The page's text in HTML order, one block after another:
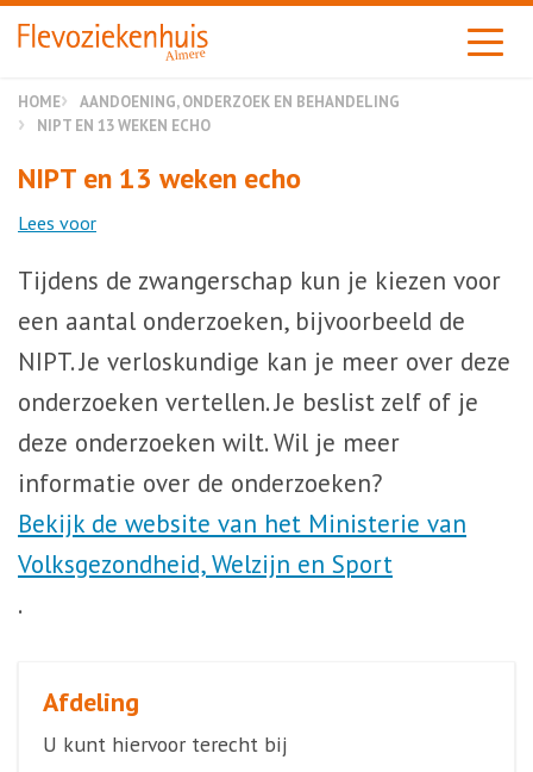
Almere
HOME
AANDOENING, ONDERZOEK EN BEHANDELING
NIPT EN 13 WEKEN ECHO
NIPT en 13 weken echo
Lees voor
Tijdens de zwangerschap kun je kiezen voor
een aantal onderzoeken, bijvoorbeeld de
NIPT. Je verloskundige kan je meer over deze
onderzoeken vertellen. Je beslist zelf of je
deze onderzoeken wilt. Wil je meer
informatie over de onderzoeken?
Bekijk de website van het Ministerie van
Volksgezondheid, Welzijn en Sport
.
Afdeling
U kunt hiervoor terecht bij